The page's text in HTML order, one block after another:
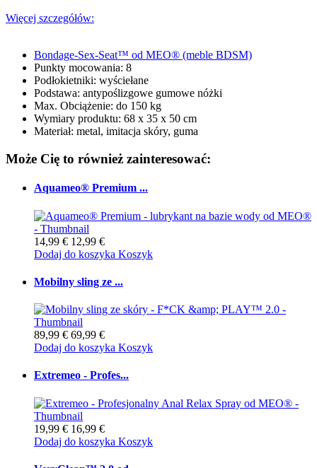
Więcej szczegółów:
Bondage-Sex-Seat™ od MEO® (meble BDSM)
Punkty mocowania: 8
Podłokietniki: wyściełane
Podstawa: antypoślizgowe gumowe nóżki
Max. Obciążenie: do 150 kg
Wymiary produktu: 68 x 35 x 50 cm
Materiał: metal, imitacja skóry, guma
Może Cię to również zainteresować:
Aquameo® Premium ...
14,99 € 12,99 €
Dodaj do koszyka Koszyk
Mobilny sling ze ...
89,99 € 69,99 €
Dodaj do koszyka Koszyk
Extremeo - Profes...
19,99 € 16,99 €
Dodaj do koszyka Koszyk